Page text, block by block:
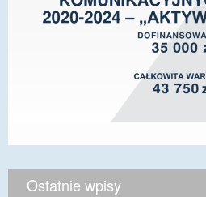
Ostatnie wpisy